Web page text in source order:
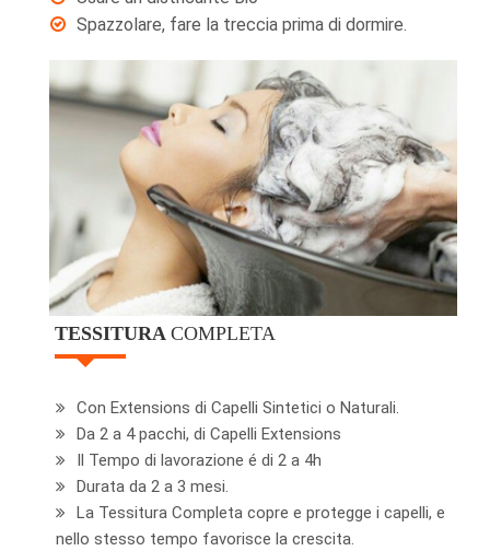
Spazzolare, fare la treccia prima di dormire.
TESSITURA COMPLETA
Con Extensions di Capelli Sintetici o Naturali.
Da 2 a 4 pacchi, di Capelli Extensions
Il Tempo di lavorazione é di 2 a 4h
Durata da 2 a 3 mesi.
La Tessitura Completa copre e protegge i capelli, e
nello stesso tempo favorisce la crescita.